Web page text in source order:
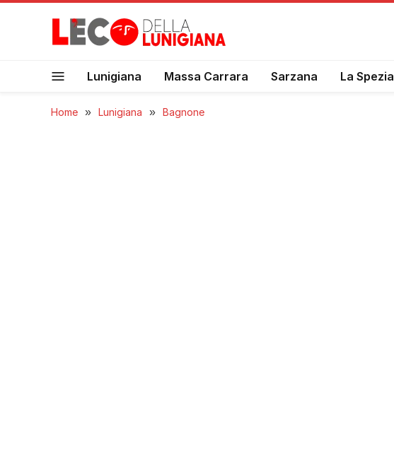
Lunigiana Massa Carrara Sarzana La Spezia
Home » Lunigiana » Bagnone